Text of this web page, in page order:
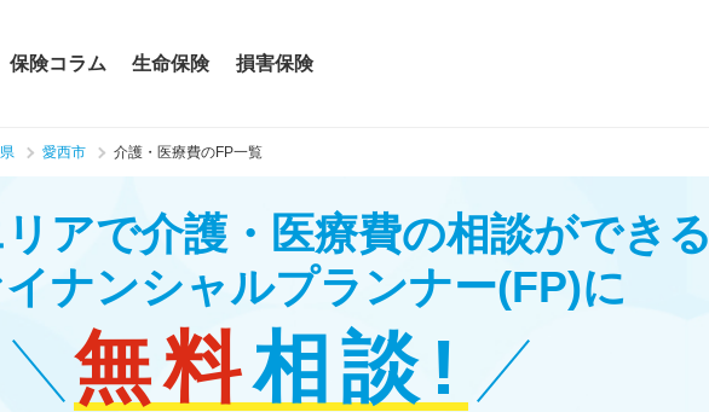
保険コラム 生命保険 損害保険
愛西市 介護・医療費のFP一覧
アで介護・医療費の相談ができる
ナンシャルプランナー(FP)に
無料相談!